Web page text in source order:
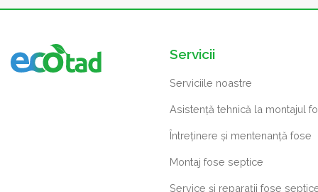
Servicii
Serviciile noastre
Asistență tehnică la montajul
Întreținere și mentenanță fose
Montaj fose septice
Service și reparații fose